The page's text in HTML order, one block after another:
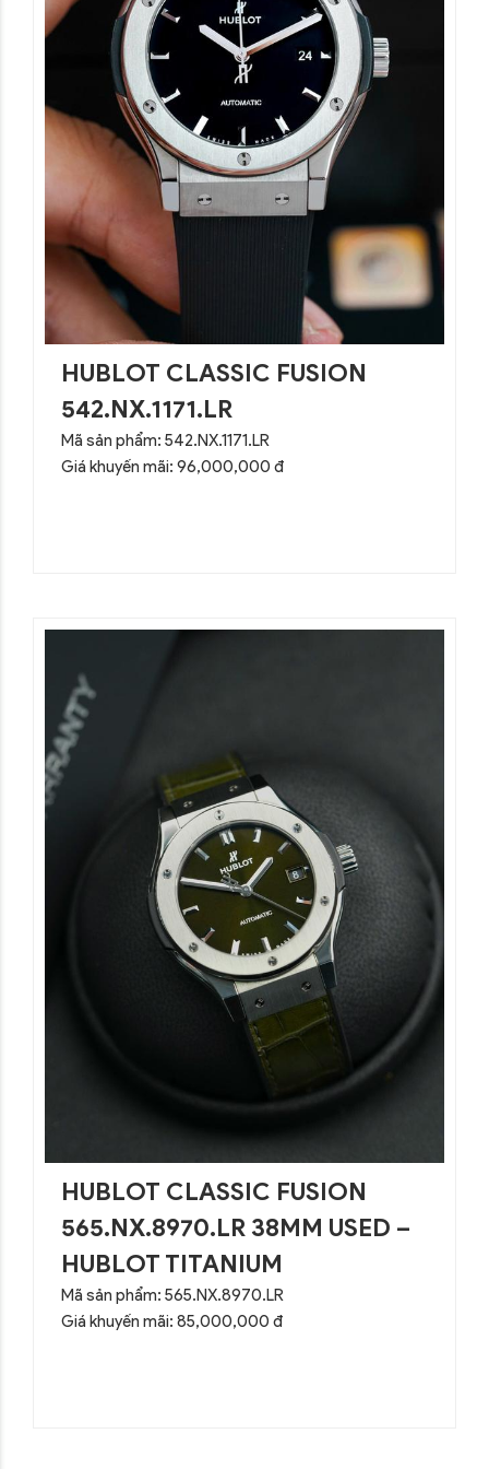
HUBLOT CLASSIC FUSION
542.NX.1171.LR
Mã sản phẩm: 542.NX.1171.LR
Giá khuyến mãi: 96,000,000 đ
HUBLOT CLASSIC FUSION
565.NX.8970.LR 38MM USED –
HUBLOT TITANIUM
Mã sản phẩm: 565.NX.8970.LR
Giá khuyến mãi: 85,000,000 đ